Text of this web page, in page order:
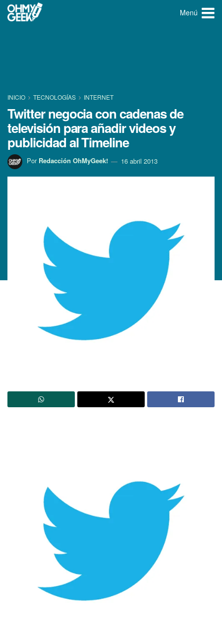
Menú
INICIO TECNOLOGÍ­AS INTERNET
Twitter negocia con cadenas de
televisión para añadir videos y
publicidad al Timeline
Por Redacción OhMyGeek! 16 abril 2013